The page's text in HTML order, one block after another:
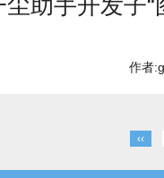
助手开发子“
作者
‹‹